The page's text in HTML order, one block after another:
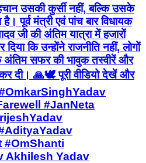
उसकी कुर्सी नहीं, बल्कि उसके
पूर्व मंत्री एवं पांच बार विधायक
जी की अंतिम यात्रा में हजारों
कि उन्होंने राजनीति नहीं, लोगों
सफर की भावुक तस्वीरें और
दी। 🙏🕊️ पूरी वीडियो देखें और
#OmkarSinghYadav
#JanNeta
#OmShanti
Akhilesh Yadav